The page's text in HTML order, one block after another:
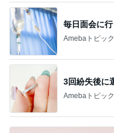
毎日面会に
Amebaトピッ
3回紛失後に
Amebaトピッ